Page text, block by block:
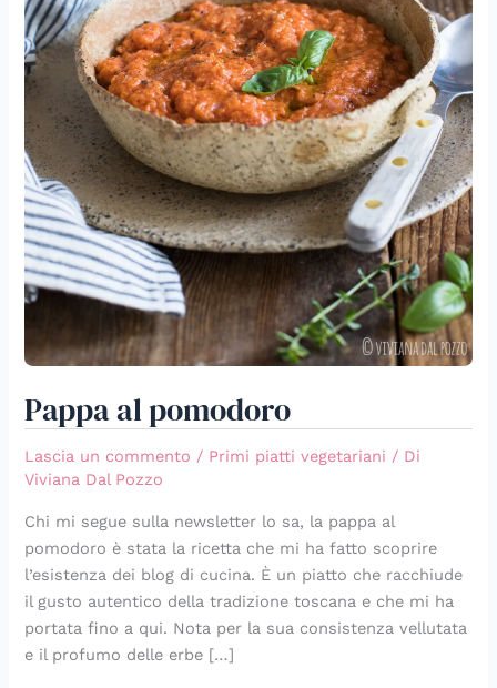
Pappa al pomodoro
Lascia un commento / Primi piatti vegetariani / Di
Viviana Dal Pozzo
Chi mi segue sulla newsletter lo sa, la pappa al
pomodoro è stata la ricetta che mi ha fatto scoprire
l’esistenza dei blog di cucina. È un piatto che racchiude
il gusto autentico della tradizione toscana e che mi ha
portata fino a qui. Nota per la sua consistenza vellutata
e il profumo delle erbe […]